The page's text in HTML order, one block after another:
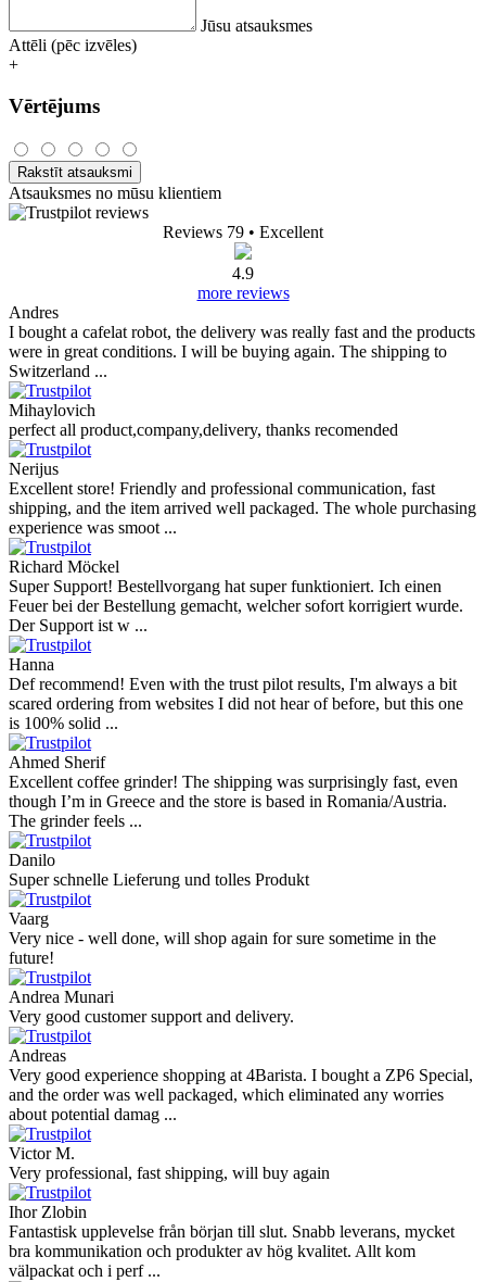
Jūsu atsauksmes
Attēli (pēc izvēles)
+
Vērtējums
Rakstīt atsauksmi
Atsauksmes no mūsu klientiem
Reviews 79 • Excellent
4.9
more reviews
Andres
I bought a cafelat robot, the delivery was really fast and the products
were in great conditions. I will be buying again. The shipping to
Switzerland ...
Mihaylovich
perfect all product,company,delivery, thanks recomended
Nerijus
Excellent store! Friendly and professional communication, fast
shipping, and the item arrived well packaged. The whole purchasing
experience was smoot ...
Richard Möckel
Super Support! Bestellvorgang hat super funktioniert. Ich einen
Feuer bei der Bestellung gemacht, welcher sofort korrigiert wurde.
Der Support ist w ...
Hanna
Def recommend! Even with the trust pilot results, I'm always a bit
scared ordering from websites I did not hear of before, but this one
is 100% solid ...
Ahmed Sherif
Excellent coffee grinder! The shipping was surprisingly fast, even
though I’m in Greece and the store is based in Romania/Austria.
The grinder feels ...
Danilo
Super schnelle Lieferung und tolles Produkt
Vaarg
Very nice - well done, will shop again for sure sometime in the
future!
Andrea Munari
Very good customer support and delivery.
Andreas
Very good experience shopping at 4Barista. I bought a ZP6 Special,
and the order was well packaged, which eliminated any worries
about potential damag ...
Victor M.
Very professional, fast shipping, will buy again
Ihor Zlobin
Fantastisk upplevelse från början till slut. Snabb leverans, mycket
bra kommunikation och produkter av hög kvalitet. Allt kom
välpackat och i perf ...